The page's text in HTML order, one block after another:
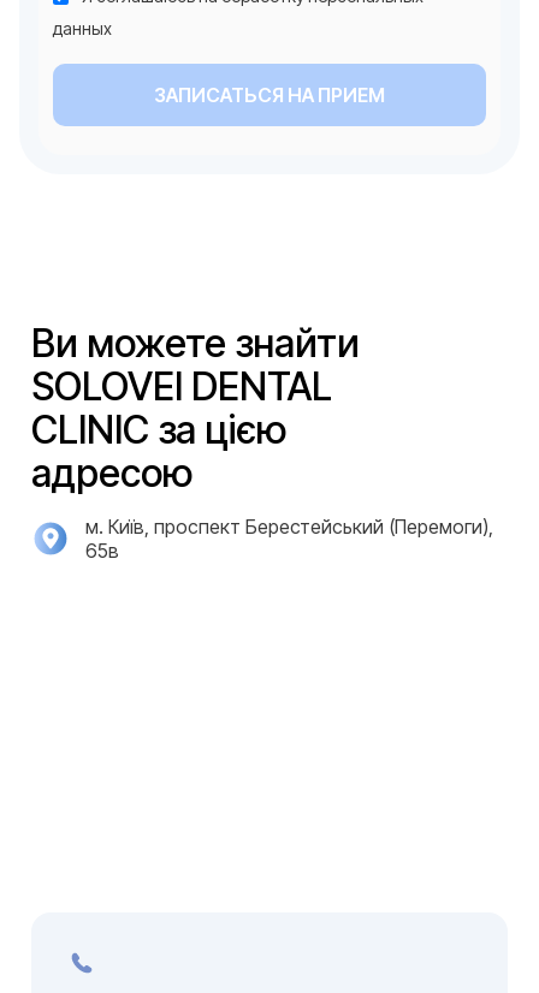
данных
ЗАПИСАТЬСЯ НА ПРИЕМ
Ви можете знайти
SOLOVEI DENTAL
CLINIC за цією
адресою
м. Київ, проспект Берестейський (Перемоги),
65в